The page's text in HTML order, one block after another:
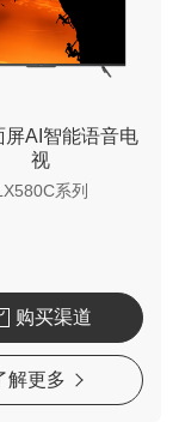
屏AI智能语音电
视
系列
购买渠道
解更多